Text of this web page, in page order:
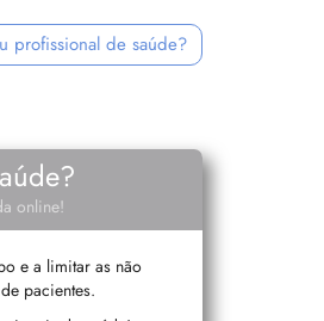
profissional de saúde?
online!
e a limitar as não
pacientes.